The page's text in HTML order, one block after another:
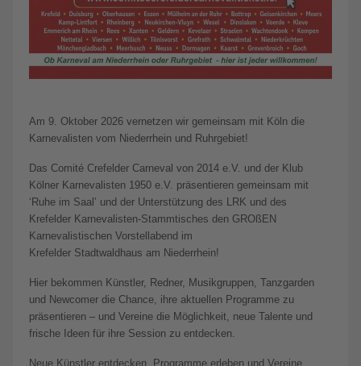
Am 9. Oktober 2026 vernetzen wir gemeinsam mit Köln die
Karnevalisten vom Niederrhein und Ruhrgebiet!
Das Comité Crefelder Carneval von 2014 e.V. und der Klub
Kölner Karnevalisten 1950 e.V. präsentieren gemeinsam mit
‘Ruhe im Saal’ und der Unterstützung des LRK und des
Krefelder Karnevalisten-Stammtisches den GROßEN
Karnevalistischen Vorstellabend im
Krefelder Stadtwaldhaus am Niederrhein!
Hier bekommen Künstler, Redner, Musikgruppen, Tanzgarden
und Newcomer die Chance, ihre aktuellen Programme zu
präsentieren – und Vereine die Möglichkeit, neue Talente und
frische Ideen für ihre Session zu entdecken.
Neue Künstler entdecken, Programme erleben und Vereine